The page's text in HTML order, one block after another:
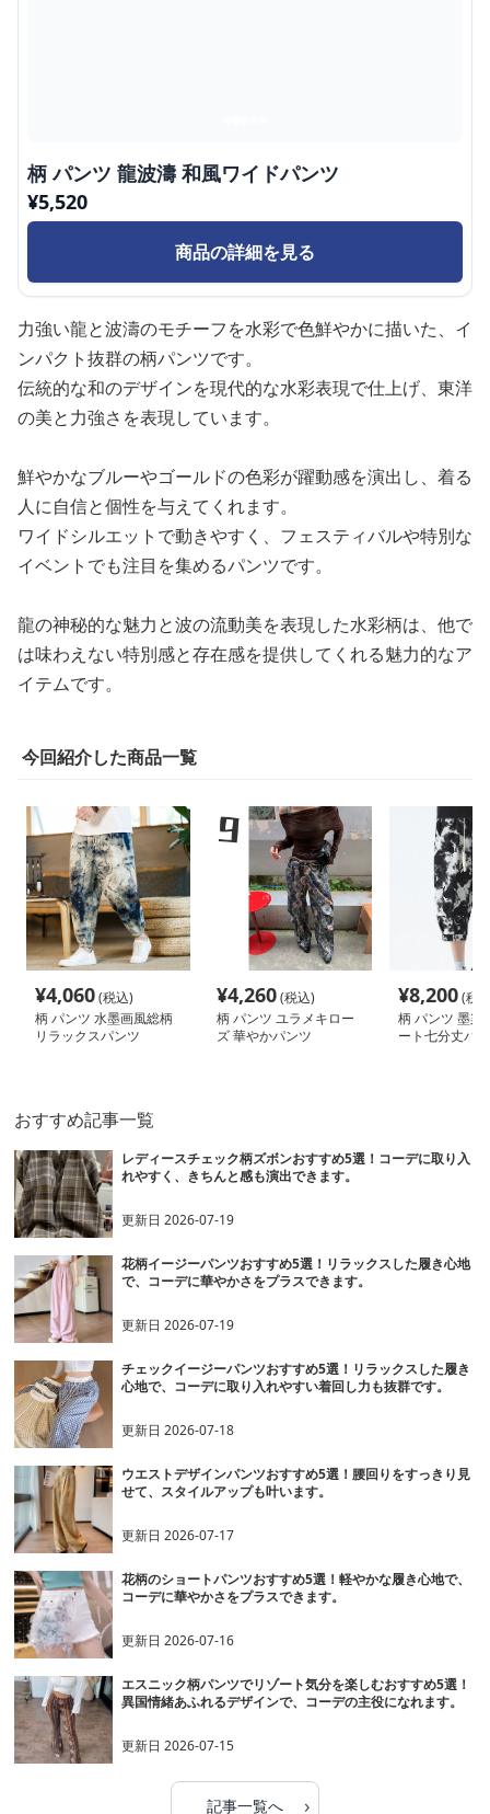
柄 パンツ 龍波濤 和風ワイドパンツ
¥5,520
商品の詳細を見る
力強い龍と波濤のモチーフを水彩で色鮮やかに描いた、イ
ンパクト抜群の柄パンツです。
伝統的な和のデザインを現代的な水彩表現で仕上げ、東洋
の美と力強さを表現しています。
鮮やかなブルーやゴールドの色彩が躍動感を演出し、着る
人に自信と個性を与えてくれます。
ワイドシルエットで動きやすく、フェスティバルや特別な
イベントでも注目を集めるパンツです。
龍の神秘的な魅力と波の流動美を表現した水彩柄は、他で
は味わえない特別感と存在感を提供してくれる魅力的なア
イテムです。
今回紹介した商品一覧
¥4,060(税込)
柄 パンツ 水墨画風総柄
リラックスパンツ
¥4,260(税込)
柄 パンツ ユラメキロー
ズ 華やかパンツ
¥8,200(税
柄 パンツ 墨染
ート七分丈パ
おすすめ記事一覧
レディースチェック柄ズボンおすすめ5選！コーデに取り入
れやすく、きちんと感も演出できます。
更新日2026-07-19
花柄イージーパンツおすすめ5選！リラックスした履き心地
で、コーデに華やかさをプラスできます。
更新日2026-07-19
チェックイージーパンツおすすめ5選！リラックスした履き
心地で、コーデに取り入れやすい着回し力も抜群です。
更新日2026-07-18
ウエストデザインパンツおすすめ5選！腰回りをすっきり見
せて、スタイルアップも叶います。
更新日2026-07-17
花柄のショートパンツおすすめ5選！軽やかな履き心地で、
コーデに華やかさをプラスできます。
更新日2026-07-16
エスニック柄パンツでリゾート気分を楽しむおすすめ5選！
異国情緒あふれるデザインで、コーデの主役になれます。
更新日2026-07-15
記事一覧へ ›